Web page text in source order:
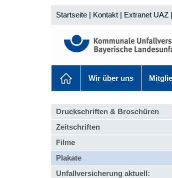
Startseite | Kontakt | Extranet UAZ |
Wir über uns
Druckschriften & Broschüren
Zeitschriften
Filme
Plakate
Unfallversicherung aktuell: